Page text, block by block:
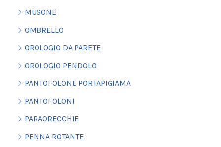
MUSONE
OMBRELLO
OROLOGIO DA PARETE
OROLOGIO PENDOLO
PANTOFOLONE PORTAPIGIAMA
PANTOFOLONI
PARAORECCHIE
PENNA ROTANTE